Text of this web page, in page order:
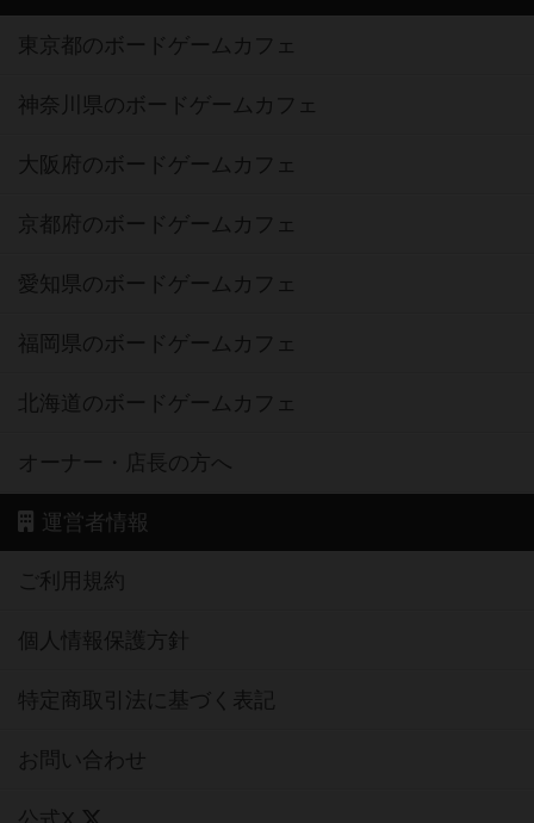
東京都のボードゲームカフェ
神奈川県のボードゲームカフェ
大阪府のボードゲームカフェ
京都府のボードゲームカフェ
愛知県のボードゲームカフェ
福岡県のボードゲームカフェ
北海道のボードゲームカフェ
オーナー・店長の方へ
運営者情報
ご利用規約
個人情報保護方針
特定商取引法に基づく表記
お問い合わせ